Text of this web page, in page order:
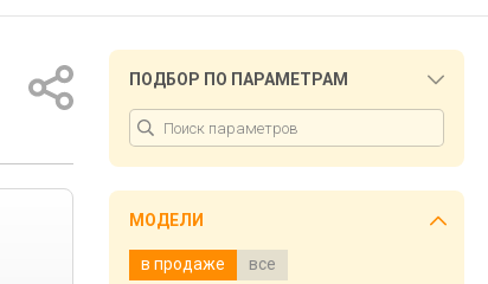
ПОДБОР ПО ПАРАМЕТРАМ
МОДЕЛИ
в продаже все